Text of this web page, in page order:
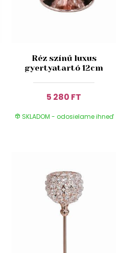
Réz színű luxus
gyertyatartó 12cm
5 280 FT
SKLADOM - odosielame ihneď